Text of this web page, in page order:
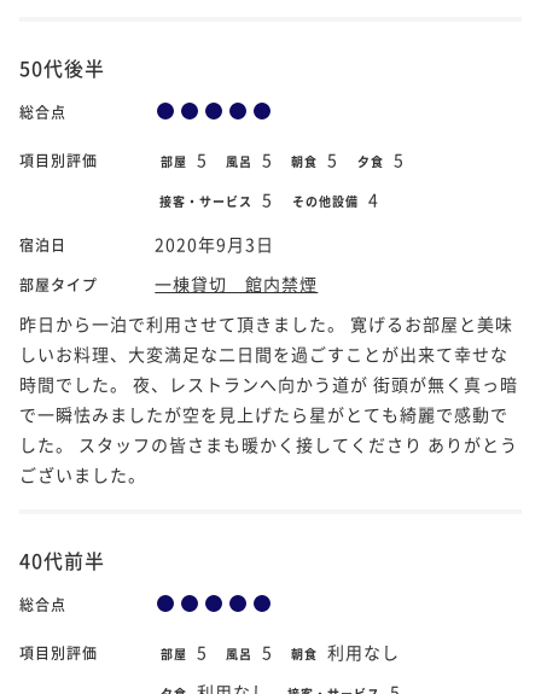
50代後半
総合点
項目別評価 部屋 5 風呂 5 朝食 5 夕食 5
接客・サービス 5 その他設備 4
宿泊日 2020年9月3日
部屋タイプ
一棟貸切 館内禁煙
昨日から一泊で利用させて頂きました。 寛げるお部屋と美味
しいお料理、大変満足な二日間を過ごすことが出来て幸せな
時間でした。 夜、レストランへ向かう道が 街頭が無く真っ暗
で一瞬怯みましたが空を見上げたら星がとても綺麗で感動で
した。 スタッフの皆さまも暖かく接してくださり ありがとう
ございました。
40代前半
総合点
項目別評価 部屋 5 風呂 5 朝食 利用なし